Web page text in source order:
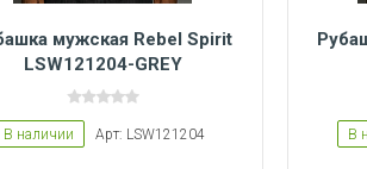
мужская Rebel Spirit
LSW121204-GREY
В наличии Арт: LSW121204 В
S M